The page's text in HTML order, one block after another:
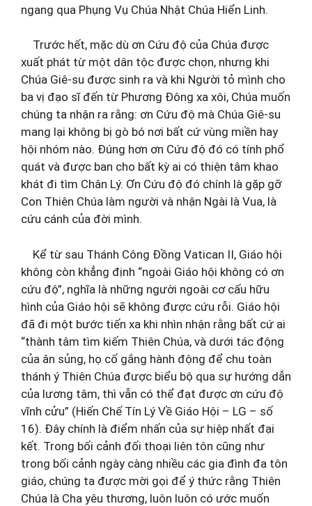
ngang qua Phụng Vụ Chúa Nhật Chúa Hiển Linh.
Trước hết, mặc dù ơn Cứu độ của Chúa được
xuất phát từ một dân tộc được chọn, nhưng khi
Chúa Giê-su được sinh ra và khi Người tỏ mình cho
ba vị đạo sĩ đến từ Phương Đông xa xôi, Chúa muốn
chúng ta nhận ra rằng: ơn Cứu độ mà Chúa Giê-su
mang lại không bị gò bó nơi bất cứ vùng miền hay
hội nhóm nào. Đúng hơn ơn Cứu độ đó có tính phổ
quát và được ban cho bất kỳ ai có thiện tâm khao
khát đi tìm Chân Lý. Ơn Cứu độ đó chính là gặp gỡ
Con Thiên Chúa làm người và nhận Ngài là Vua, là
cứu cánh của đời mình.
Kể từ sau Thánh Công Đồng Vatican II, Giáo hội
không còn khẳng định “ngoài Giáo hội không có ơn
cứu độ”, nghĩa là những người ngoài cơ cấu hữu
hình của Giáo hội sẽ không được cứu rỗi. Giáo hội
đã đi một bước tiến xa khi nhìn nhận rằng bất cứ ai
“thành tâm tìm kiếm Thiên Chúa, và dưới tác động
của ân sủng, họ cố gắng hành động để chu toàn
thánh ý Thiên Chúa được biểu bộ qua sự hướng dẫn
của lương tâm, thì vẫn có thể đạt được ơn cứu độ
vĩnh cửu” (Hiến Chế Tín Lý Về Giáo Hội – LG – số
16). Đây chính là điểm nhấn của sự hiệp nhất đại
kết. Trong bối cảnh đối thoại liên tôn cũng như
trong bối cảnh ngày càng nhiều các gia đình đa tôn
giáo, chúng ta được mời gọi để ý thức rằng Thiên
Chúa là Cha yêu thương, luôn luôn có ước muốn